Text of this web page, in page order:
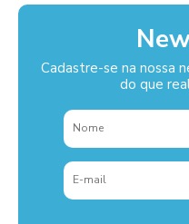
Cadastre-se na nossa
do que